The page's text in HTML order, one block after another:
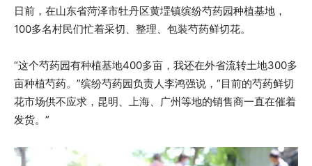
日前，在山东省菏泽市牡丹区黄堽镇缤纷芍药园种植基地，
100多名村民们忙着采切、整理、包装芍药鲜切花。
“这个芍药园有种植基地400多亩，我还在外省流转土地300多
亩种植芍药。”缤纷芍药园负责人李鸿强说，“目前的芍药鲜切
花市场供不应求，昆明、上海、广州等地的销售商一直在催着
发货。”